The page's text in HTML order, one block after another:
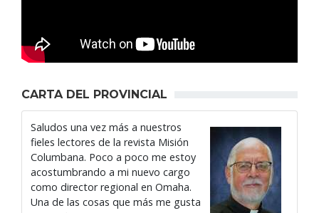
CARTA DEL PROVINCIAL
Saludos una vez más a nuestros
fieles lectores de la revista Misión
Columbana. Poco a poco me estoy
acostumbrando a mi nuevo cargo
como director regional en Omaha.
Una de las cosas que más me gusta